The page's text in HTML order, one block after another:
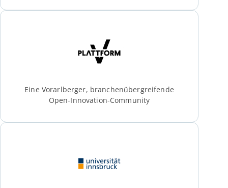
Eine Vorarlberger, branchenübergreifende
Open-Innovation-Community